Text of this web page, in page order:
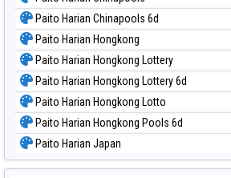
Paito Harian Chinapools 6d
Paito Harian Hongkong
Paito Harian Hongkong Lottery
Paito Harian Hongkong Lottery 6d
Paito Harian Hongkong Lotto
Paito Harian Hongkong Pools 6d
Paito Harian Japan
Paito Harian Japan 6d